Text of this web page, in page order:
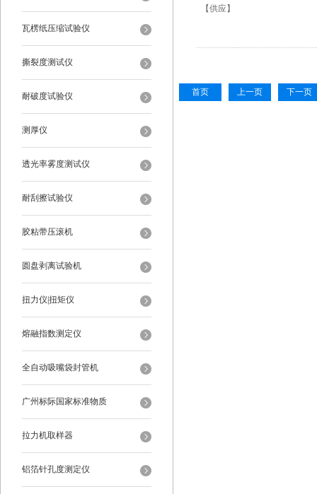
瓦楞纸压缩试验仪
撕裂度测试仪
耐破度试验仪
测厚仪
透光率雾度测试仪
耐刮擦试验仪
胶粘带压滚机
圆盘剥离试验机
扭力仪|扭矩仪
熔融指数测定仪
全自动吸嘴袋封管机
广州标际国家标准物质
拉力机取样器
铝箔针孔度测定仪
【供应】
首页 上一页 下一页